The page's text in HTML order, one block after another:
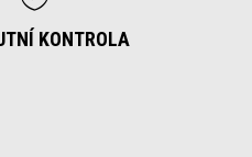
KONTROLA